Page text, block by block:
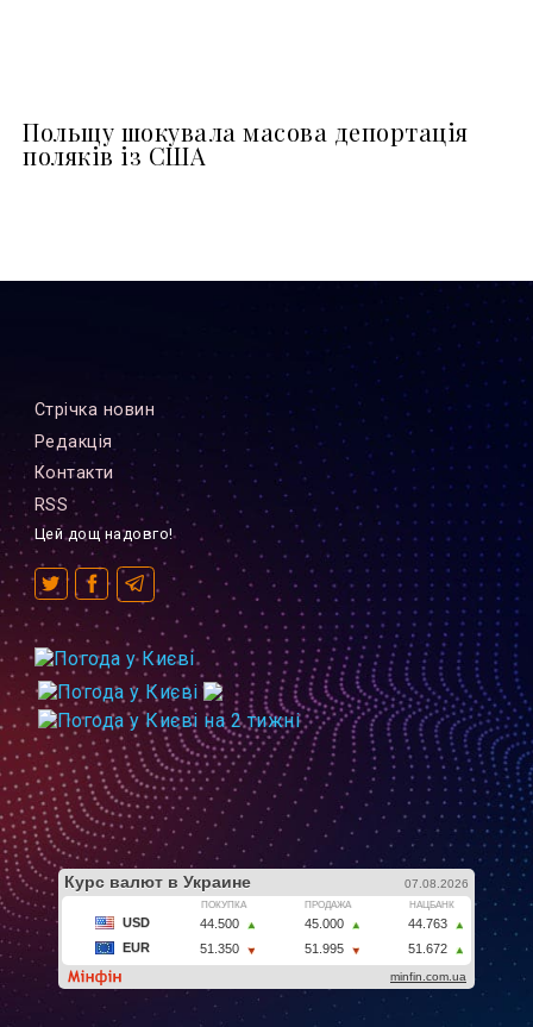
Польщу шокувала масова депортація
поляків із США
Стрiчка новин
Редакцiя
Контакти
RSS
Цей дощ надовго!